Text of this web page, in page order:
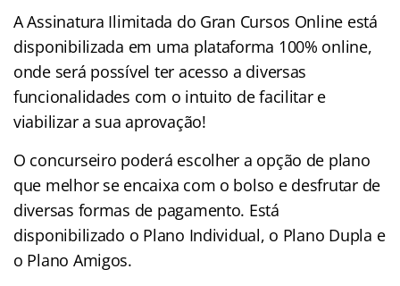
A Assinatura Ilimitada do Gran Cursos Online está
disponibilizada em uma plataforma 100% online,
onde será possível ter acesso a diversas
funcionalidades com o intuito de facilitar e
viabilizar a sua aprovação!
O concurseiro poderá escolher a opção de plano
que melhor se encaixa com o bolso e desfrutar de
diversas formas de pagamento. Está
disponibilizado o Plano Individual, o Plano Dupla e
o Plano Amigos.